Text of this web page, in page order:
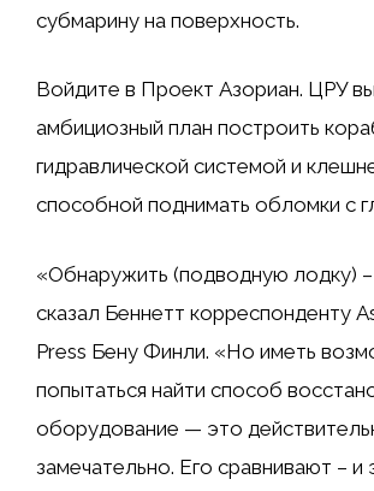
субмарину на поверхность.
Войдите в Проект Азориан. ЦРУ
амбициозный план построить
гидравлической системой и
способной поднимать обломки с
«Обнаружить (подводную лодку)
сказал Беннетт корреспонденту
Press Бену Финли. «Но иметь
попытаться найти способ
оборудование — это
замечательно. Его сравнивают – и